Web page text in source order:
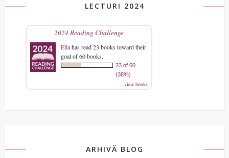
LECTURI 2024
2024 Reading Challenge
Ellahas read 23 books toward their
goal of 60 books.
23 of 60
(38%)
view books
ARHIVĂ BLOG